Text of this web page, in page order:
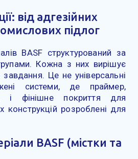
від адгезійних
підлог
BASF структурований за
Кожна з них вирішує
завдання. Це не універсальні
системи, де праймер,
і фінішне покриття для
конструкцій розроблені для
BASF (містки та